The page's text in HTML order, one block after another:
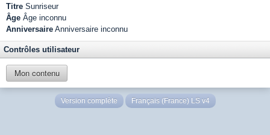
Titre Sunriseur
Âge Âge inconnu
Anniversaire Anniversaire inconnu
Contrôles utilisateur
Mon contenu
Version complète Français (France) LS v4